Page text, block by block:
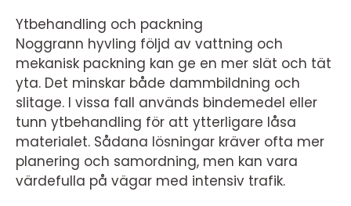
Ytbehandling och packning
Noggrann hyvling följd av vattning och
mekanisk packning kan ge en mer slät och tät
yta. Det minskar både dammbildning och
slitage. I vissa fall används bindemedel eller
tunn ytbehandling för att ytterligare låsa
materialet. Sådana lösningar kräver ofta mer
planering och samordning, men kan vara
värdefulla på vägar med intensiv trafik.